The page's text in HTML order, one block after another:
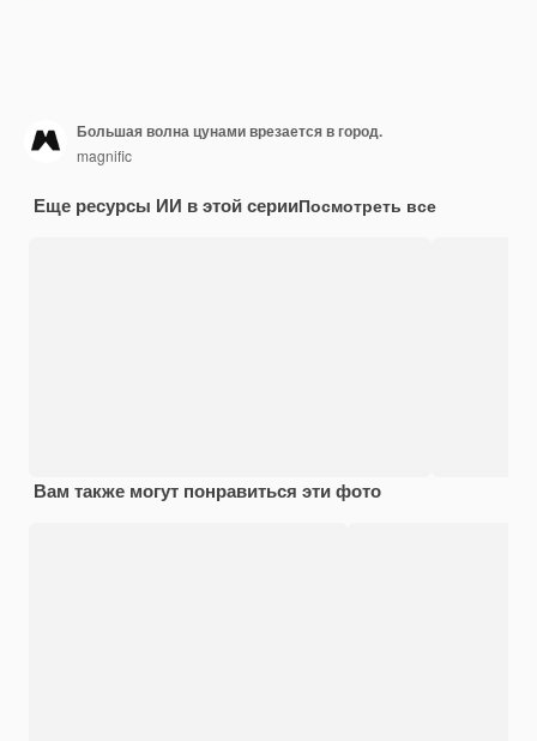
Большая волна цунами врезается в город.
magnific
Еще ресурсы ИИ в этой серииПосмотреть все
Вам также могут понравиться эти фото